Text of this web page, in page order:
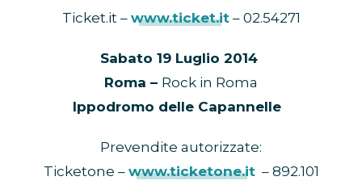
Ticket.it – www.ticket.it– 02.54271
Sabato 19 Luglio 2014
Roma – Rock in Roma
Ippodromo delle Capannelle
Prevendite autorizzate:
Ticketone – www.ticketone.it– 892.101